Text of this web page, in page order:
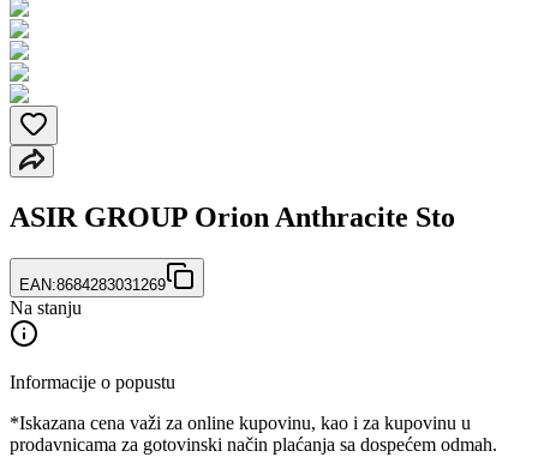
ASIR GROUP Orion Anthracite Sto
EAN:8684283031269
Na stanju
Informacije o popustu
*Iskazana cena važi za online kupovinu, kao i za kupovinu u
prodavnicama za gotovinski način plaćanja sa dospećem odmah.